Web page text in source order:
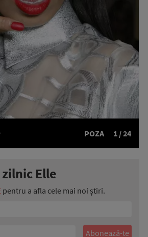
POZA 1 / 24
Elle
pentru a afla cele mai noi știri.